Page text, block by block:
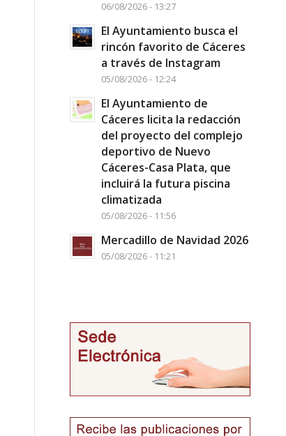
06/08/2026 - 13:27
El Ayuntamiento busca el
rincón favorito de Cáceres
a través de Instagram
05/08/2026 - 12:24
El Ayuntamiento de
Cáceres licita la redacción
del proyecto del complejo
deportivo de Nuevo
Cáceres-Casa Plata, que
incluirá la futura piscina
climatizada
05/08/2026 - 11:56
Mercadillo de Navidad 2026
05/08/2026 - 11:21